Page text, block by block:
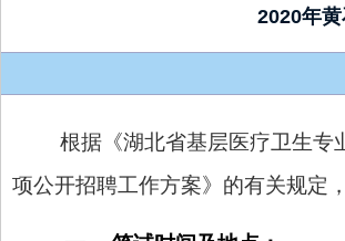
2020年
根据《湖北省基层医疗卫生专
项公开招聘工作方案》的有关规定